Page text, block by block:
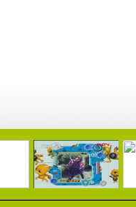
02:50 02:48